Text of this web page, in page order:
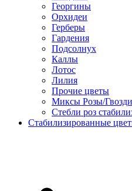
Георгины
Орхидеи
Герберы
Гардения
Подсолнух
Каллы
Лотос
Лилия
Прочие цветы
Миксы Розы/
Стебли роз
Стабилизированные